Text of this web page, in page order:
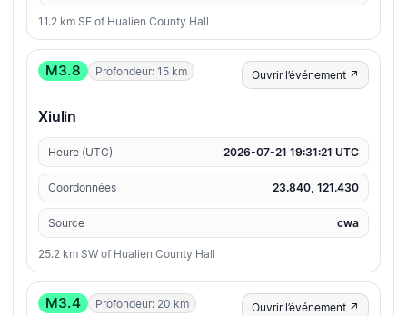
11.2 km SE of Hualien County Hall
M3.8 Profondeur: 15 km Ouvrir l’événement ↗
Xiulin
Heure (UTC) 2026-07-21 19:31:21 UTC
Coordonnées 23.840, 121.430
Source cwa
25.2 km SW of Hualien County Hall
M3.4 Profondeur: 20 km Ouvrir l’événement ↗